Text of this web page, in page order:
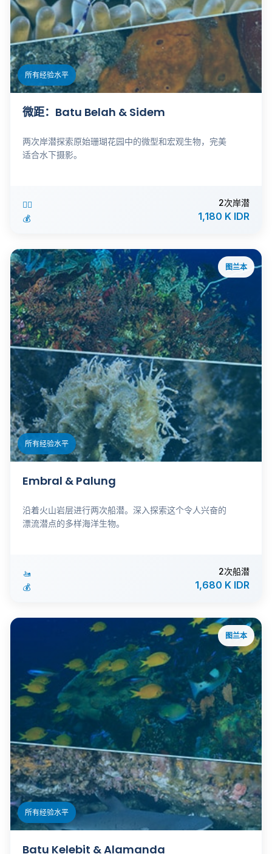
所有经验水平
微距：Batu Belah & Sidem
两次岸潜探索原始珊瑚花园中的微型和宏观生物，完美
适合水下摄影。
🏊‍♂️
2次岸潜
💰
1,180 K IDR
ℹ️
图兰本
所有经验水平
Embral & Palung
沿着火山岩层进行两次船潜。深入探索这个令人兴奋的
漂流潜点的多样海洋生物。
🚤
2次船潜
💰
1,680 K IDR
ℹ️
图兰本
所有经验水平
Batu Kelebit & Alamanda